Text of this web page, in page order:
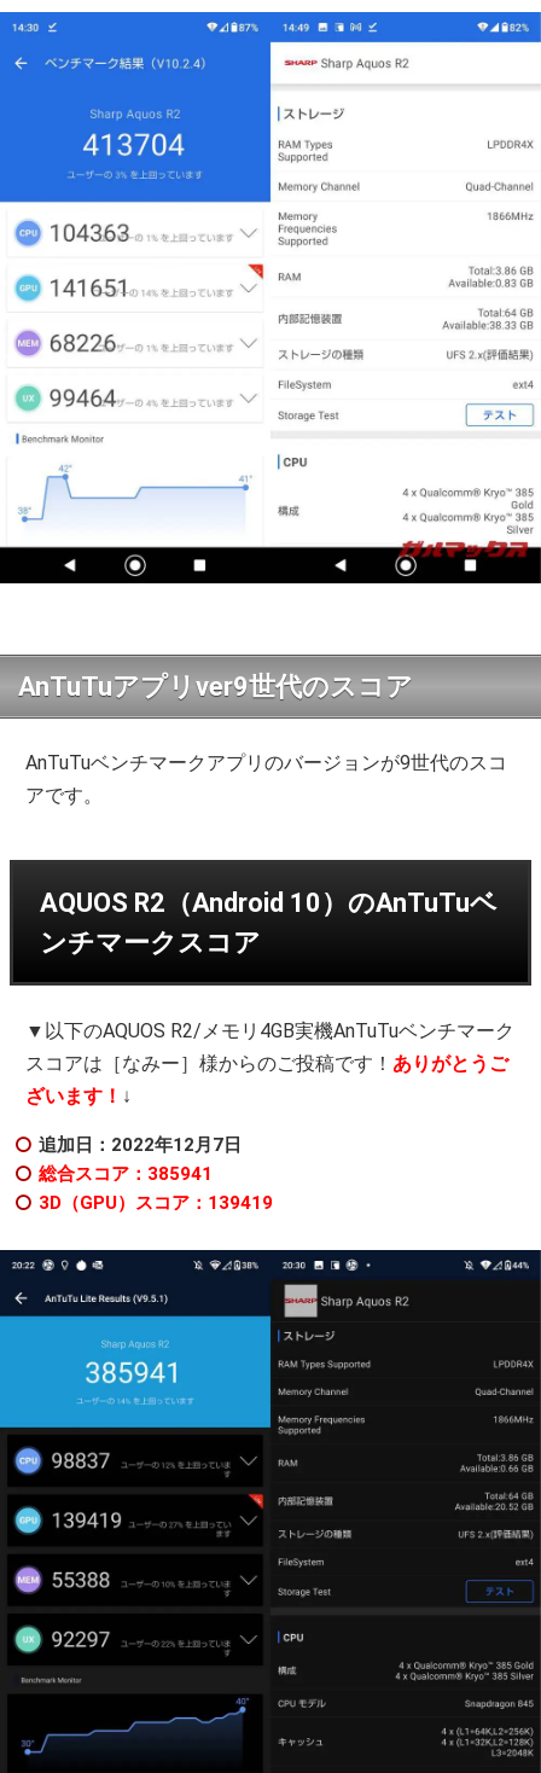
AnTuTuアプリver9世代のスコア
AnTuTuベンチマークアプリのバージョンが9世代のスコ
アです。
AQUOS R2（Android 10）のAnTuTuベ
ンチマークスコア
▼以下のAQUOS R2/メモリ4GB実機AnTuTuベンチマーク
スコアは［なみー］様からのご投稿です！ ありがとうご
ざいます！ ↓
追加日：2022年12月7日
総合スコア：385941
3D（GPU）スコア：139419